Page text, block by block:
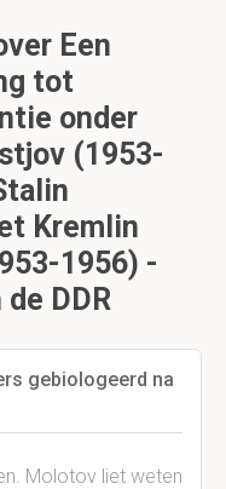
Een
tot
onder
(1953-
Kremlin
1956) -
DDR
gebiologeerd na
Molotov liet weten